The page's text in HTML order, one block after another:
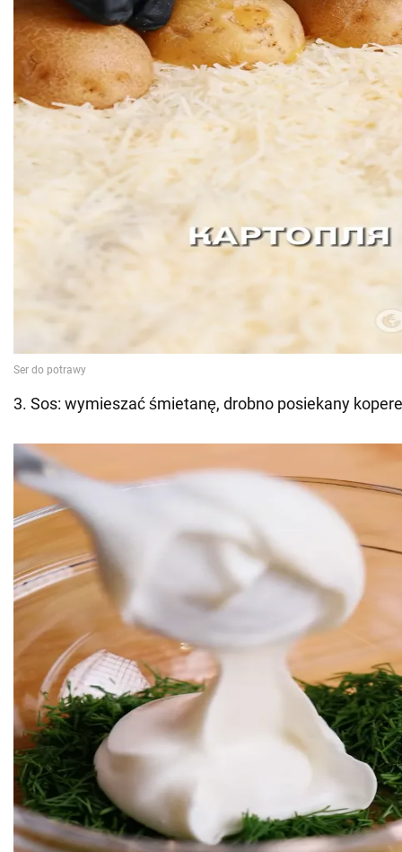
3. Sos: wymieszać śmietanę, drobno posiekany